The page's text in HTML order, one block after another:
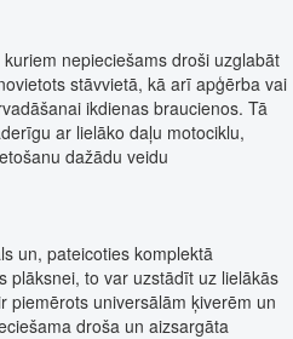
nepieciešams droši uzglabāt
stāvvietā, kā arī apģērba vai
ikdienas braucienos. Tā
ar lielāko daļu motociklu,
dažādu veidu
un, pateicoties komplektā
plāksnei, to var uzstādīt uz lielākās
piemērots universālām ķiverēm un
droša un aizsargāta